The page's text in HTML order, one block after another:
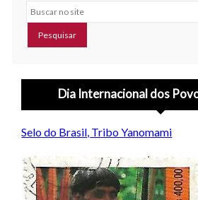
Buscar no site
Dia Internacional dos
Selo do Brasil, Tribo Yanomami